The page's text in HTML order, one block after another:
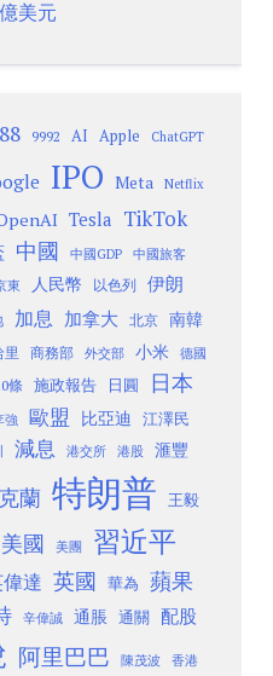
美元
9992 AI Apple ChatGPT
IPO Meta Netflix
Tesla TikTok
中國 中國GDP 中國旅客
東 人民幣 以色列 伊朗
加息 加拿大 北京
南韓
里 商務部 外交部 小米 德國
條 施政報告 日圓 日本
強 歐盟 比亞迪 江澤民
減息 港交所 港股 滙豐
蘭 特朗普 王毅
美國 美團 習近平
達 英國 華為 蘋果
辛偉誠 通脹 通關 配股
阿里巴巴 陳茂波 香港